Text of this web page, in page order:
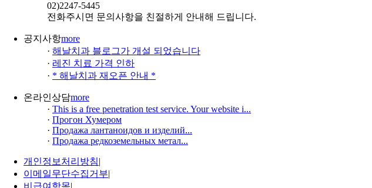
02)2247-5445
전화주시면 문의사항을 친절하게 안내해 드립니다.
공지사항more
· 해날치과 블로그가 개설 되었습니다
· 레진 치료 가격 인하
· * 해날치과 재오픈 안내 *
온라인상담more
· This is a free penetration test service. Your website i...
· Прогон Хумером
· Продажа лантаноидов и изделий...
· Продажа редкоземельных метал...
개인정보처리방침|
이메일무단수집거부|